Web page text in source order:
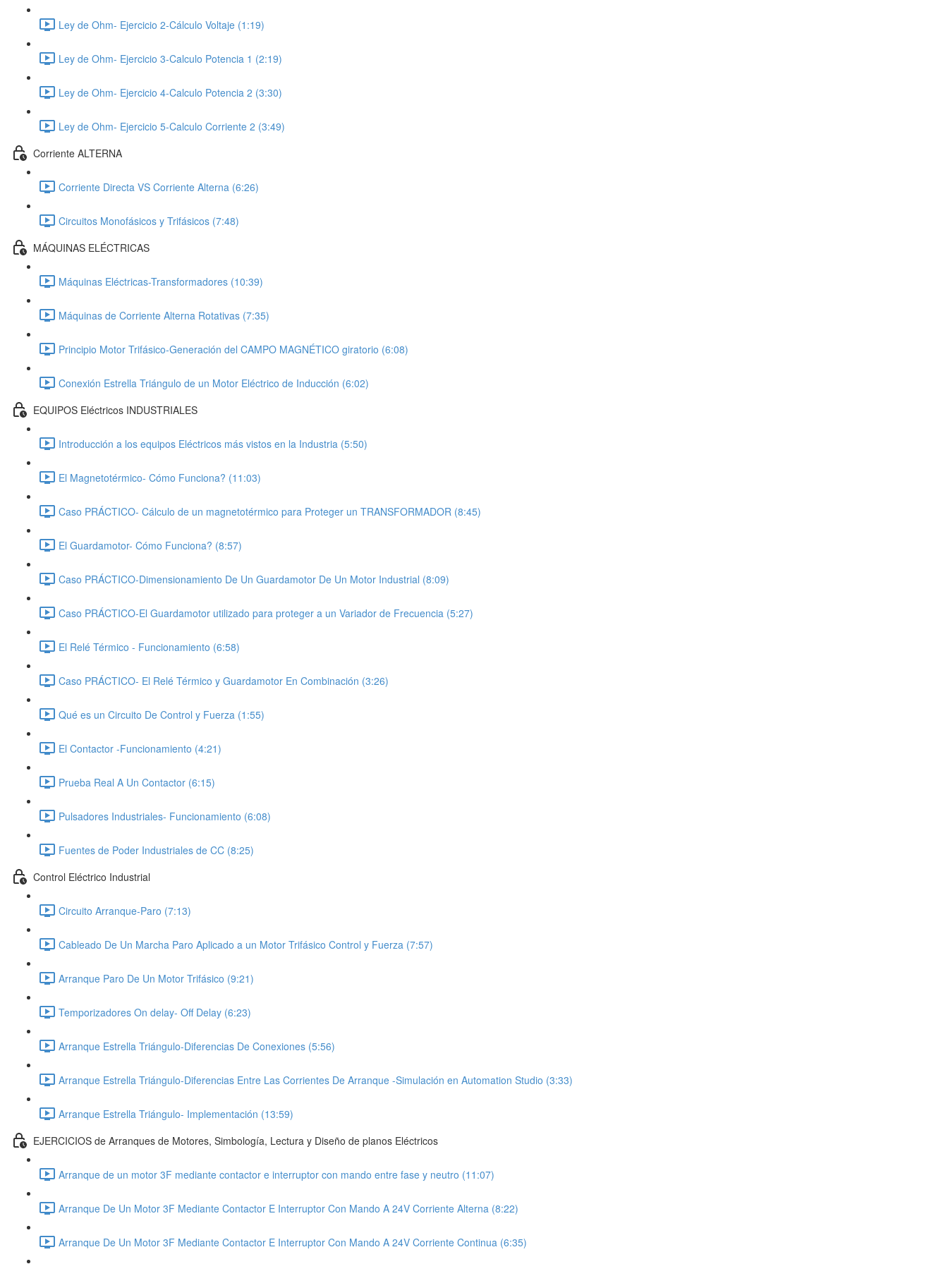
Ley de Ohm- Ejercicio 2-Cálculo Voltaje (1:19)
Ley de Ohm- Ejercicio 3-Calculo Potencia 1 (2:19)
Ley de Ohm- Ejercicio 4-Calculo Potencia 2 (3:30)
Ley de Ohm- Ejercicio 5-Calculo Corriente 2 (3:49)
Corriente ALTERNA
Corriente Directa VS Corriente Alterna (6:26)
Circuitos Monofásicos y Trifásicos (7:48)
MÁQUINAS ELÉCTRICAS
Máquinas Eléctricas-Transformadores (10:39)
Máquinas de Corriente Alterna Rotativas (7:35)
Principio Motor Trifásico-Generación del CAMPO MAGNÉTICO giratorio (6:08)
Conexión Estrella Triángulo de un Motor Eléctrico de Inducción (6:02)
EQUIPOS Eléctricos INDUSTRIALES
Introducción a los equipos Eléctricos más vistos en la Industria (5:50)
El Magnetotérmico- Cómo Funciona? (11:03)
Caso PRÁCTICO- Cálculo de un magnetotérmico para Proteger un TRANSFORMADOR (8:45)
El Guardamotor- Cómo Funciona? (8:57)
Caso PRÁCTICO-Dimensionamiento De Un Guardamotor De Un Motor Industrial (8:09)
Caso PRÁCTICO-El Guardamotor utilizado para proteger a un Variador de Frecuencia (5:27)
El Relé Térmico - Funcionamiento (6:58)
Caso PRÁCTICO- El Relé Térmico y Guardamotor En Combinación (3:26)
Qué es un Circuito De Control y Fuerza (1:55)
El Contactor -Funcionamiento (4:21)
Prueba Real A Un Contactor (6:15)
Pulsadores Industriales- Funcionamiento (6:08)
Fuentes de Poder Industriales de CC (8:25)
Control Eléctrico Industrial
Circuito Arranque-Paro (7:13)
Cableado De Un Marcha Paro Aplicado a un Motor Trifásico Control y Fuerza (7:57)
Arranque Paro De Un Motor Trifásico (9:21)
Temporizadores On delay- Off Delay (6:23)
Arranque Estrella Triángulo-Diferencias De Conexiones (5:56)
Arranque Estrella Triángulo-Diferencias Entre Las Corrientes De Arranque -Simulación en Automation Studio (3:33)
Arranque Estrella Triángulo- Implementación (13:59)
EJERCICIOS de Arranques de Motores, Simbología, Lectura y Diseño de planos Eléctricos
Arranque de un motor 3F mediante contactor e interruptor con mando entre fase y neutro (11:07)
Arranque De Un Motor 3F Mediante Contactor E Interruptor Con Mando A 24V Corriente Alterna (8:22)
Arranque De Un Motor 3F Mediante Contactor E Interruptor Con Mando A 24V Corriente Continua (6:35)